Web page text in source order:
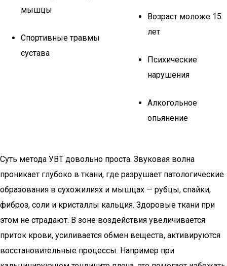
мышцы
Спортивные травмы
сустава
Возраст моложе 15
лет
Психические
нарушения
Алкогольное
опьянение
Суть метода УВТ довольно проста. Звуковая волна
проникает глубоко в ткани, где разрушает патологические
образования в сухожилиях и мышцах — рубцы, спайки,
фиброз, соли и кристаллы кальция. Здоровые ткани при
этом не страдают. В зоне воздействия увеличивается
приток крови, усиливается обмен веществ, активируются
восстановительные процессы. Например при